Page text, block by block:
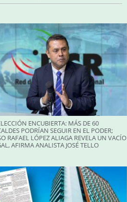
ENCUBIERTA: MÁS DE 60
PODRÍAN SEGUIR EN EL PODER;
RAFAEL LÓPEZ ALIAGA REVELA UN VACÍO
AFIRMA ANALISTA JOSÉ TELLO